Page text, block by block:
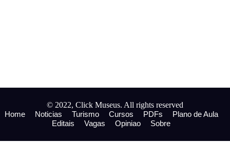
© 2022, Click Museus. All rights reserved
Home
Noticias Turismo Cursos PDFs
Plano de Aula
Editais
Vagas Opiniao Sobre